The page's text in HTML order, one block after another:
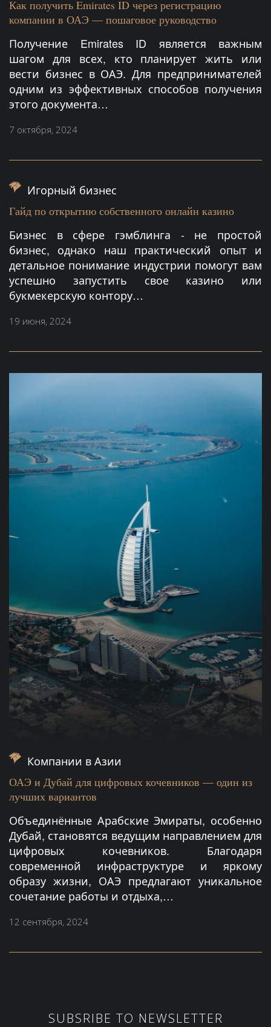
Как получить Emirates ID через регистрацию
компании в ОАЭ — пошаговое руководство
Получение Emirates ID является важным
шагом для всех, кто планирует жить или
вести бизнес в ОАЭ. Для предпринимателей
одним из эффективных способов получения
этого документа…
7 октября, 2024
Игорный бизнес
Гайд по открытию собственного онлайн казино
Бизнес в сфере гэмблинга - не простой
бизнес, однако наш практический опыт и
детальное понимание индустрии помогут вам
успешно запустить свое казино или
букмекерскую контору…
19 июня, 2024
Компании в Азии
ОАЭ и Дубай для цифровых кочевников — один из
лучших вариантов
Объединённые Арабские Эмираты, особенно
Дубай, становятся ведущим направлением для
цифровых кочевников. Благодаря
современной инфраструктуре и яркому
образу жизни, ОАЭ предлагают уникальное
сочетание работы и отдыха,…
12 сентября, 2024
SUBSRIBE TO NEWSLETTER